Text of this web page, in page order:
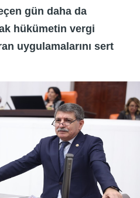
gün daha da
hükümetin vergi
uygulamalarını sert